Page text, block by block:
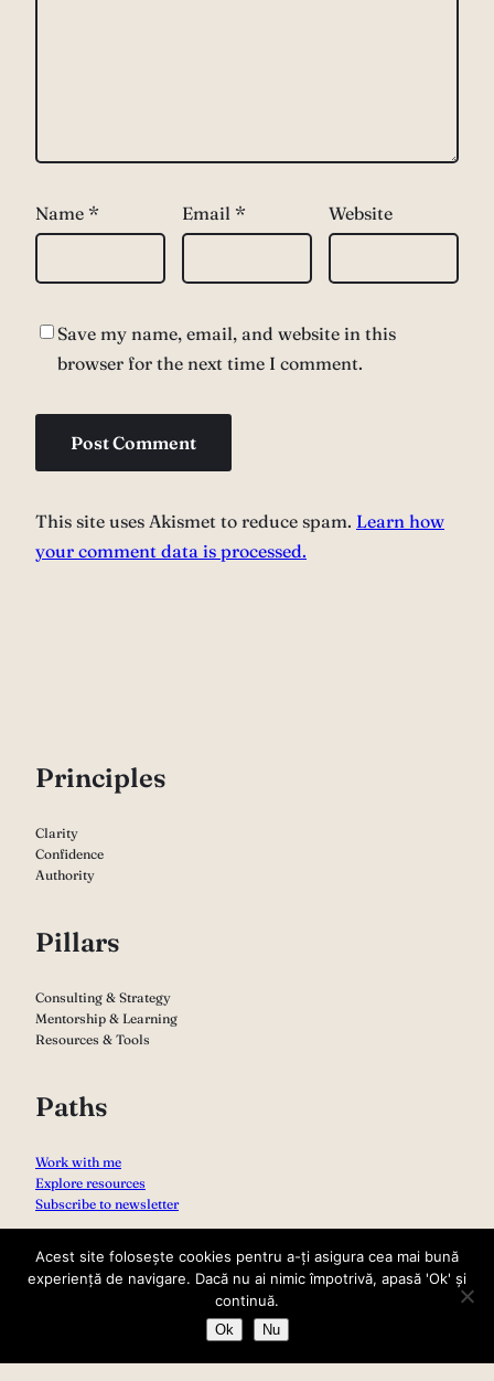
Name * Email * Website
Save my name, email, and website in this
browser for the next time I comment.
This site uses Akismet to reduce spam. Learn how
your comment data is processed.
Principles
Clarity
Confidence
Authority
Pillars
Consulting & Strategy
Mentorship & Learning
Resources & Tools
Paths
Work with me
Explore resources
Subscribe to newsletter
Copyright 2026 – Sabina Varga
Acest site folosește cookies pentru a-ți asigura cea mai bună
experiență de navigare. Dacă nu ai nimic împotrivă, apasă 'Ok' și
continuă.
Ok Nu